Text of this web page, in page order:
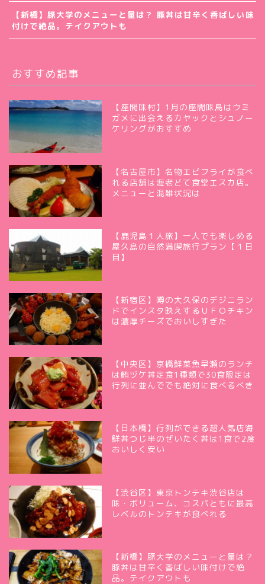
【新橋】豚大学のメニューと量は？ 豚丼は甘辛く香ばしい味
付けで絶品。テイクアウトも
おすすめ記事
【座間味村】1月の座間味島はウミ
ガメに出会えるカヤックとシュノー
ケリングがおすすめ
【名古屋市】名物エビフライが食べ
れる店舗は海老どて食堂エスカ店。
メニューと混雑状況は
【鹿児島１人旅】一人でも楽しめる
屋久島の自然満喫旅行プラン【１日
目】
【新宿区】噂の大久保のデジニラン
ドでインスタ映えするＵＦＯチキン
は濃厚チーズでおいしすぎた
【中央区】京橋鮮菜魚早瀬のランチ
は鮪ヅケ丼定食1種類で30食限定は
行列に並んででも絶対に食べるべき
【日本橋】行列ができる超人気店海
鮮丼つじ半のぜいたく丼は1食で2度
おいしく安い
【渋谷区】東京トンテキ渋谷店は
味・ボリューム、コスパともに最高
レベルのトンテキが食べれる
【新橋】豚大学のメニューと量は？
豚丼は甘辛く香ばしい味付けで絶
品。テイクアウトも